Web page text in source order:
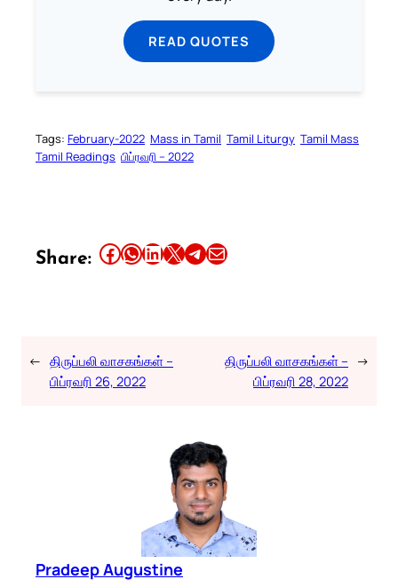
READ QUOTES
Tags: February-2022 Mass in Tamil Tamil Liturgy Tamil Mass
Tamil Readings பிப்ரவரி – 2022
Share: Share this article on Facebook Share this article on WhatsApp Share this article on LinkedIn Share this article on X Share this article on TelegramEmail this Article
← திருப்பலி வாசகங்கள் –
பிப்ரவரி 26, 2022
திருப்பலி வாசகங்கள் –
பிப்ரவரி 28, 2022
→
Pradeep Augustine